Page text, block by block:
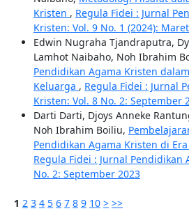
Kristen , Regula Fidei : Jurnal
Kristen: Vol. 9 No. 1 (2024):
Edwin Nugraha Tjandraputra,
Lamhot Naibaho, Noh Ibrahim
Pendidikan Agama Kristen
Keluarga , Regula Fidei : Jurnal
Kristen: Vol. 8 No. 2: September
Darti Darti, Djoys Anneke
Noh Ibrahim Boiliu,
Pendidikan Agama Kristen di
Regula Fidei : Jurnal Pendidikan
No. 2: September 2023
1 2 3 4 5 6 7 8 9 10 > >>